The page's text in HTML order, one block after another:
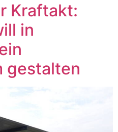
Kraftakt:
in
gestalten